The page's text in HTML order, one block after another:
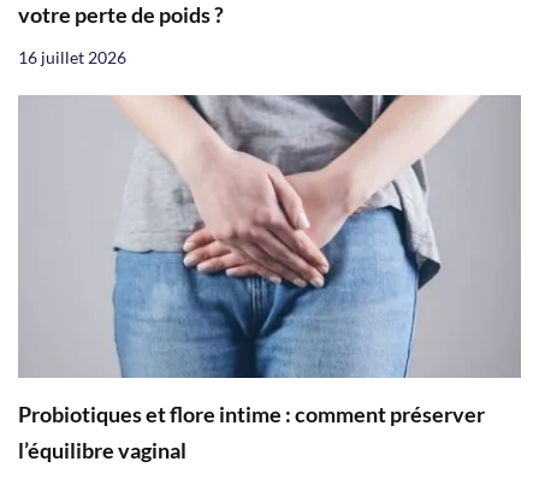
votre perte de poids ?
16 juillet 2026
Probiotiques et flore intime : comment préserver
l’équilibre vaginal